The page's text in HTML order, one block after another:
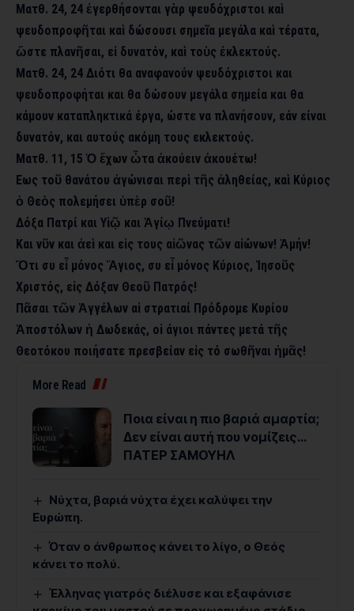
Ματθ. 24, 24 ἐγερθήσονται γὰρ ψευδόχριστοι καὶ
ψευδοπροφῆται καὶ δώσουσι σημεῖα μεγάλα καὶ τέρατα,
ὥστε πλανῆσαι, εἰ δυνατόν, καὶ τοὺς ἐκλεκτούς.
Ματθ. 24, 24 Διότι θα αναφανούν ψευδόχριστοι και
ψευδοπροφήται και θα δώσουν μεγάλα σημεία και θα
κάμουν καταπληκτικά έργα, ώστε να πλανήσουν, εάν είναι
δυνατόν, και αυτούς ακόμη τους εκλεκτούς.
Ματθ. 11, 15 Ὁ ἔχων ὦτα ἀκούειν ἀκουέτω!
Εως τοῦ θανάτου ἀγώνισαι περὶ τῆς ἀληθείας, καὶ Κύριος
ὁ Θεὸς πολεμήσει ὑπὲρ σοῦ!
Δόξα Πατρί και Υἱῷ και Ἁγίῳ Πνεύματι!
Και νῦν και ἀεὶ και εἰς τους αἰῶνας τῶν αἰώνων! Ἀμήν!
Ὅτι συ εἶ μόνος Ἅγιος, συ εἶ μόνος Κύριος, Ἰησοῦς
Χριστός, εἰς Δόξαν Θεοῦ Πατρός!
Πᾶσαι τῶν Ἀγγέλων αἱ στρατιαί Πρόδρομε Κυρίου
Ἀποστόλων ἡ Δωδεκάς, οἱ άγιοι πάντες μετά τῆς
Θεοτόκου ποιήσατε πρεσβείαν εἰς τό σωθῆναι ἡμᾶς!
More Read
Ποια είναι η πιο βαριά αμαρτία;
Δεν είναι αυτή που νομίζεις…
ΠΑΤΕΡ ΣΑΜΟΥΗΛ
Νύχτα, βαριά νύχτα έχει καλύψει την
Ευρώπη.
Όταν ο άνθρωπος κάνει το λίγο, ο Θεός
κάνει το πολύ.
Έλληνας γιατρός διέλυσε και εξαφάνισε